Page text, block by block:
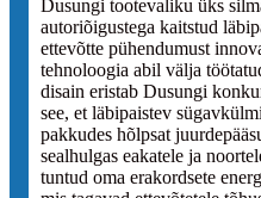
Dusungi tootevaliku üks
autoriõigustega kaitstud
ettevõtte pühendumust
tehnoloogia abil välja
disain eristab Dusungi
see, et läbipaistev
pakkudes hõlpsat
sealhulgas eakatele ja
tuntud oma erakordsete